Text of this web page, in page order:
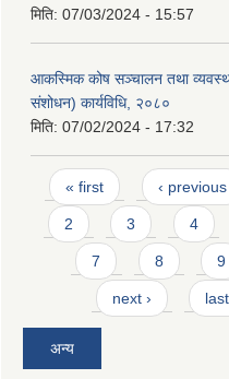
मिति: 07/03/2024 - 15:57
आकस्मिक कोष सञ्चालन तथा
संशोधन) कार्यविधि, २०८०
मिति: 07/02/2024 - 17:32
Pages
« first ‹ previous
2 3 4
7 8 9
next ›
अन्य